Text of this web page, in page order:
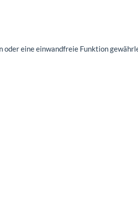
oder eine einwandfreie Funktion